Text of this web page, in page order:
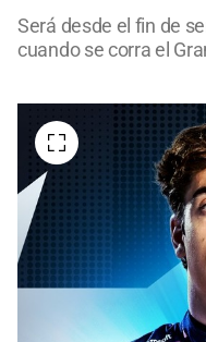
Será desde el fin de
cuando se corra el